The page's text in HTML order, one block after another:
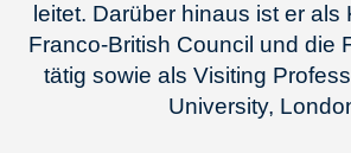
leitet. Darüber hinaus ist er als
Franco-British Council und die
tätig sowie als Visiting
University,